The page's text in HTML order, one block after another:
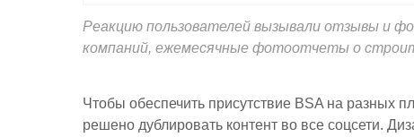
Реакцию пользователей вызывали отзывы и
компаний, ежемесячные фотоотчеты о
Чтобы обеспечить присутствие BSA на разных
решено дублировать контент во все соцсети.